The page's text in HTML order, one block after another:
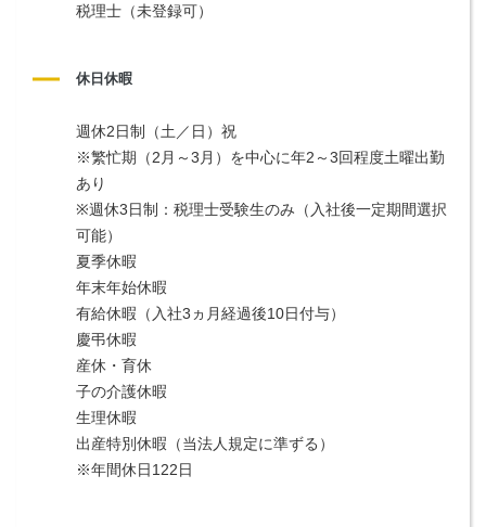
税理士（未登録可）
休日休暇
週休2日制（土／日）祝
※繁忙期（2月～3月）を中心に年2～3回程度土曜出勤
あり
※週休3日制：税理士受験生のみ（入社後一定期間選択
可能）
夏季休暇
年末年始休暇
有給休暇（入社3ヵ月経過後10日付与）
慶弔休暇
産休・育休
子の介護休暇
生理休暇
出産特別休暇（当法人規定に準ずる）
※年間休日122日